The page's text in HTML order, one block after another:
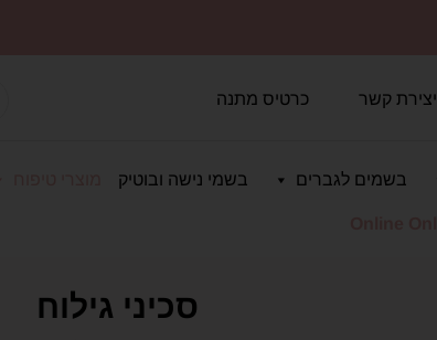
יצירת קשר כרטיס מתנה
בשמים לגברים בשמי נישה ובוטיק
סכיני גילוח